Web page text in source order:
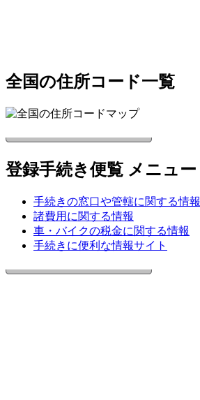
全国の住所コード一覧
登録手続き便覧 メニュー
手続きの窓口や管轄に関する情報
諸費用に関する情報
車・バイクの税金に関する情報
手続きに便利な情報サイト